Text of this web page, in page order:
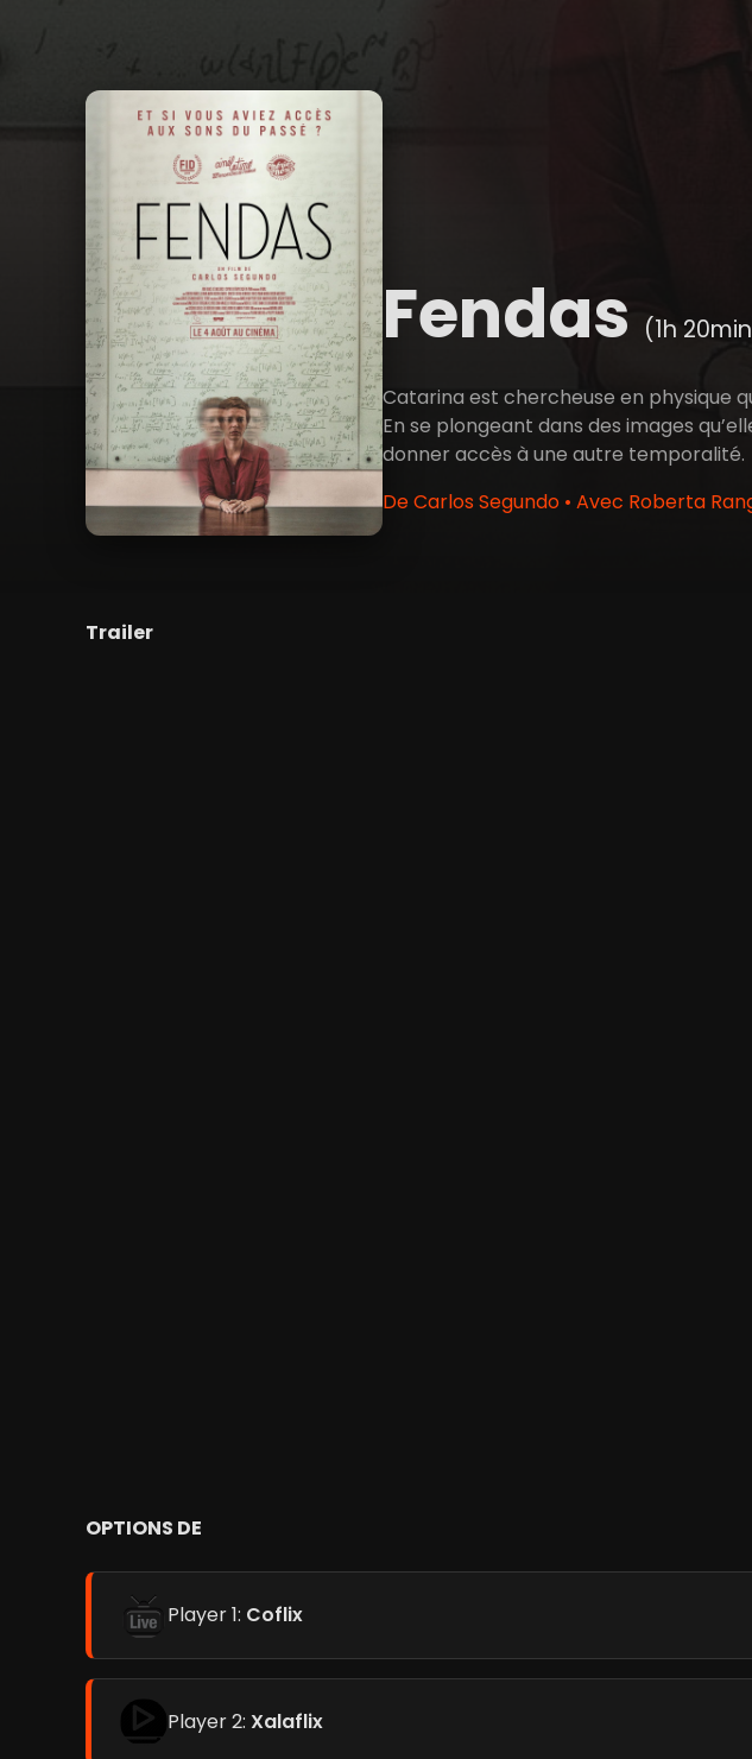
Fendas (1h
Catarina est chercheuse en physique
En se plongeant dans des images
donner accès à une autre temporalité.
De Carlos Segundo • Avec Roberta
Trailer
OPTIONS DE
Player 1: Coflix
Player 2: Xalaflix